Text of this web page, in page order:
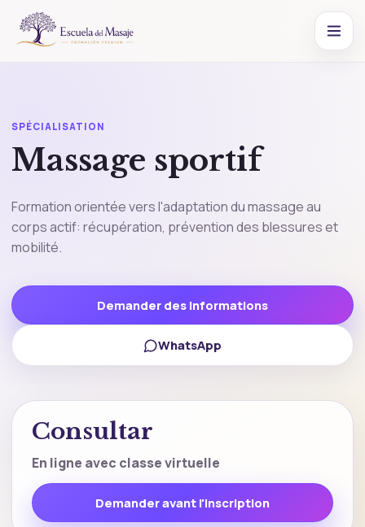
SPÉCIALISATION
Massage sportif
Formation orientée vers l'adaptation du massage au
corps actif: récupération, prévention des blessures et
mobilité.
Demander des informations
WhatsApp
Consultar
En ligne avec classe virtuelle
Demander avant l'inscription